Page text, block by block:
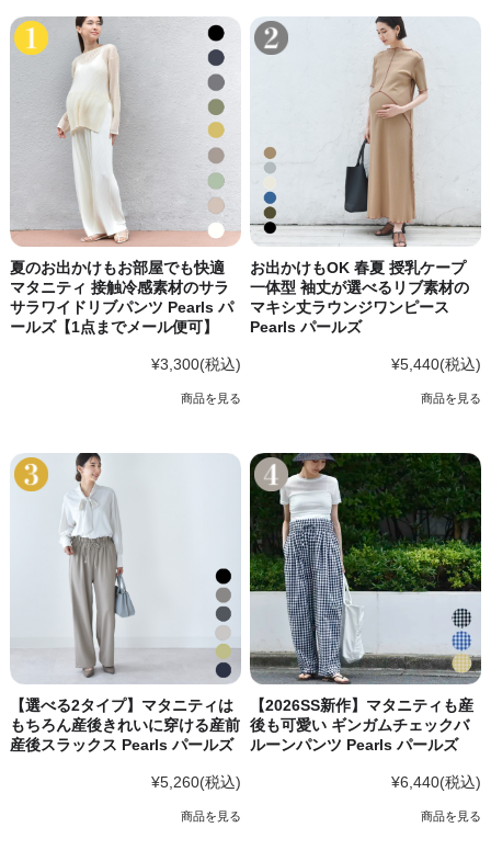
夏のお出かけもお部屋でも快適
マタニティ 接触冷感素材のサラ
サラワイドリブパンツ Pearls パ
ールズ【1点までメール便可】
¥3,300(税込)
商品を見る
お出かけもOK 春夏 授乳ケープ
一体型 袖丈が選べるリブ素材の
マキシ丈ラウンジワンピース
Pearls パールズ
¥5,440(税込)
商品を見る
【選べる2タイプ】マタニティは
もちろん産後きれいに穿ける産前
産後スラックス Pearls パールズ
¥5,260(税込)
商品を見る
【2026SS新作】マタニティも産
後も可愛い ギンガムチェックバ
ルーンパンツ Pearls パールズ
¥6,440(税込)
商品を見る